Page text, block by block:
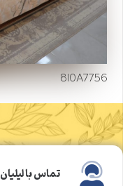
8I0A7756
تماس با لیلیان